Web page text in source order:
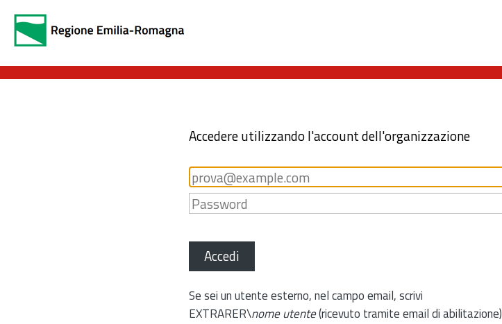
Accedere utilizzando l'account dell'organizzazione
Accedi
Se sei un utente esterno, nel campo email, scrivi
EXTRARER\nome utente(ricevuto tramite email di abilitazione)